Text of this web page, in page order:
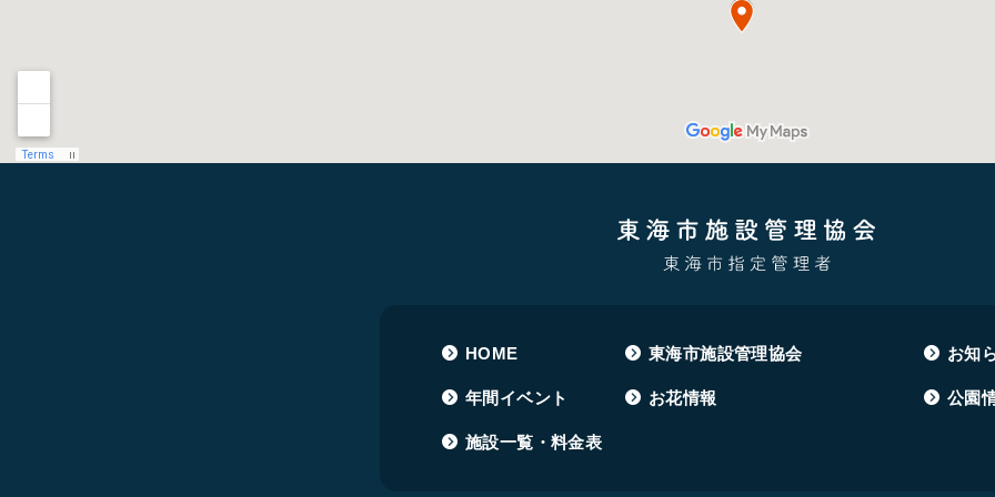
HOME 東海市施設管理協会 お知
年間イベント お花情報 公園
施設一覧・料金表